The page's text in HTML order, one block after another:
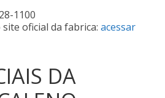
1100
oficial da fabrica:acessar
DA